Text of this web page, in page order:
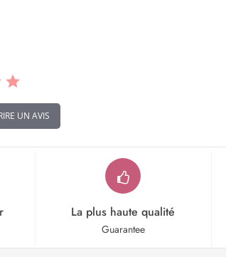
UN AVIS
La plus haute qualité
Guarantee